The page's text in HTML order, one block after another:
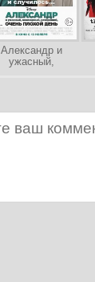
Александр и
ужасный,